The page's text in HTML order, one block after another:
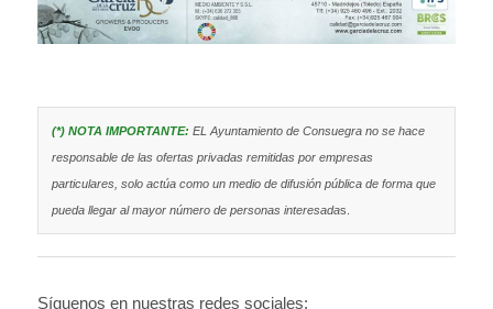
(*) NOTA IMPORTANTE: EL Ayuntamiento de Consuegra no se hace
responsable de las ofertas privadas remitidas por empresas
particulares, solo actúa como un medio de difusión pública de forma que
pueda llegar al mayor número de personas interesadas.
Síguenos en nuestras redes sociales: